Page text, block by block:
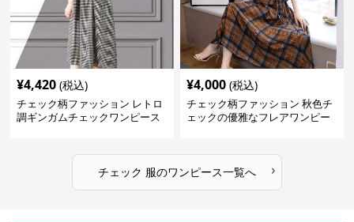
¥4,420 (税込)
チェック柄ファッション レトロ
調ギンガムチェックワンピース
¥4,000 (税込)
チェック柄ファッション 秋色チ
ェックの優雅なフレアワンピー
チェック 服のワンピース一覧へ ›